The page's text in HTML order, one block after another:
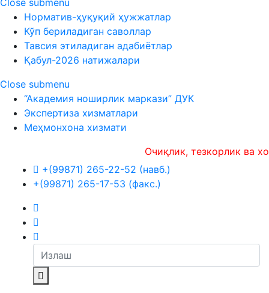
Close submenu
Норматив-ҳуқуқий ҳужжатлар
Кўп бериладиган саволлар
Тавсия этиладиган адабиётлар
Қабул-2026 натижалари
Close submenu
“Академия ноширлик маркази” ДУК
Экспертиза хизматлари
Меҳмонхона хизмати
Очиқлик, тезкорлик ва холислик
+(99871) 265-22-52 (навб.)
+(99871) 265-17-53 (факс.)